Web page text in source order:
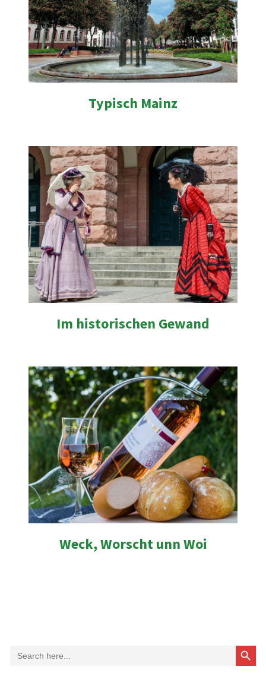
Typisch Mainz
Im historischen Gewand
Weck, Worscht unn Woi
for:
Search Button